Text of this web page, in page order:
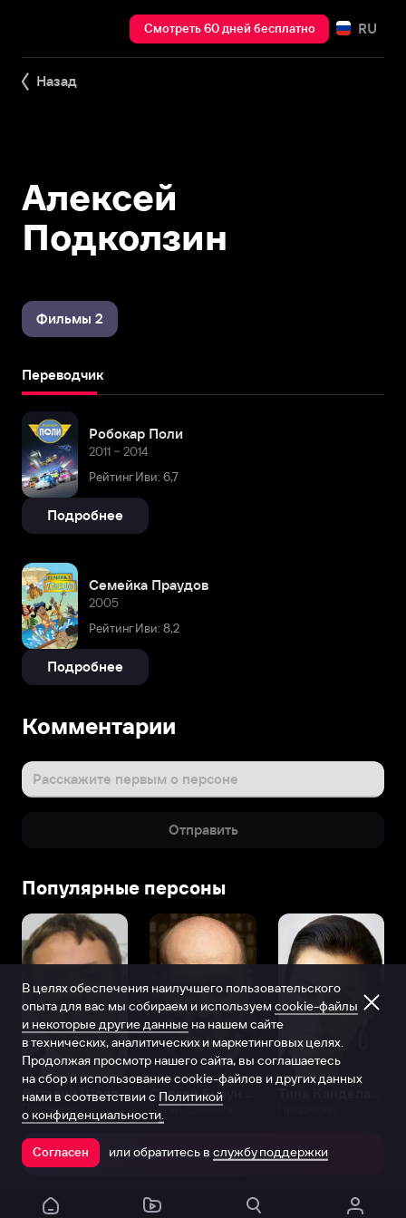
Смотреть 60 дней бесплатно RU
Назад
Алексей
Подколзин
Фильмы 2
Переводчик
Робокар Поли
2011 – 2014
Рейтинг Иви: 6,7
Подробнее
Семейка Праудов
2005
Рейтинг Иви: 8,2
Подробнее
Комментарии
Расскажите первым о персоне
Отправить
Популярные персоны
Виталий Шляппо
Продюсер Актёр дубляжа
Открыть в приложении
В целях обеспечения наилучшего пользовательского
опыта для вас мы собираем и используем cookie-файлы
и некоторые другие данные на нашем сайте
в технических, аналитических и маркетинговых целях.
Продолжая просмотр нашего сайта, вы соглашаетесь
на сбор и использование cookie-файлов и других данных
нами в соответствии с Политикой
о конфиденциальности.
Согласен или обратитесь в службу поддержки